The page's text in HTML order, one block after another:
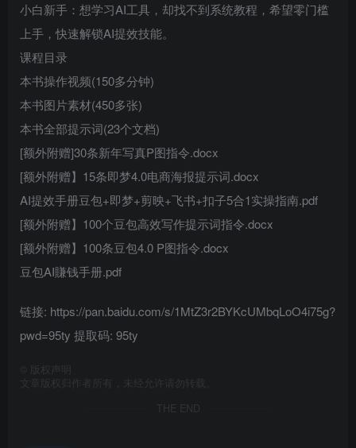
小白新手：想学习AI工具，却找不到系统教程，希望零门槛
上手，快速解锁AI提效技能。
课程目录
本书操作视频(150多分钟)
本书图片素材(450多张)
本书全部提示词(23个文档)
[额外附赠]30条新年写真P图指令.docx
[额外附赠】15条即梦4.0电商海报提示词.docx
AI提效手册豆包+即梦+剪映+飞书+扣子5合1实操指南.pdf
[额外附赠】100个豆包高效写作提示词指令.docx
[额外附赠】100条豆包4.0 P图指令.docx
豆包AI賺钱手册.pdf
链接: https://pan.baidu.com/s/1MtZ3r2BYKcUMbqLoO4i75g?
pwd=95ty 提取码: 95ty
版权声明
文章版权归作者所有，未经允许请勿转载。
THE END